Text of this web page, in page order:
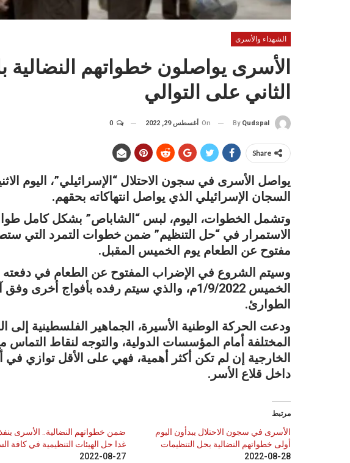
الشهداء والأسرى
الأسرى يواصلون خطواتهم النضالية
الثاني على التوالي
By Qudspal
On أغسطس 29, 2022
Share
السجان الإسرائيلي الذي يواصل انتهاكاته بحقهم.
وتشمل الخطوات، اليوم، لبس “الشاباص” بشكل كامل
الاستمرار في “حل التنظيم” ضمن خطوات التمرد التي
مفتوح عن الطعام يوم الخميس المقبل.
الخميس 1/9/2022م، والذي سيتم رفده بأفواج
الطوارئ.
ودعت الحركة الوطنية الأسيرة، الجماهير الفلسطينية إلى
المختلفة أمام المؤسسات الدولية، والتوجه لنقاط التماس
الخارجية إن لم تكن أكثر أهمية، فهي على الأقل توازي
داخل قلاع الأسر.
مرتبط
الأسرى في سجون الاحتلال يبدأون اليوم
أولى خطواتهم النضالية بحل التنظيمات
2022-08-28
ضمن خطواتهم النضالية.. الأسرى
غدا حل الهيئات التنظيمية في كافة
2022-08-27